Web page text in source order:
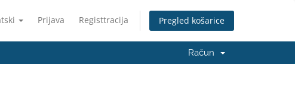
Prijava Registtracija Pregled košarice
Račun